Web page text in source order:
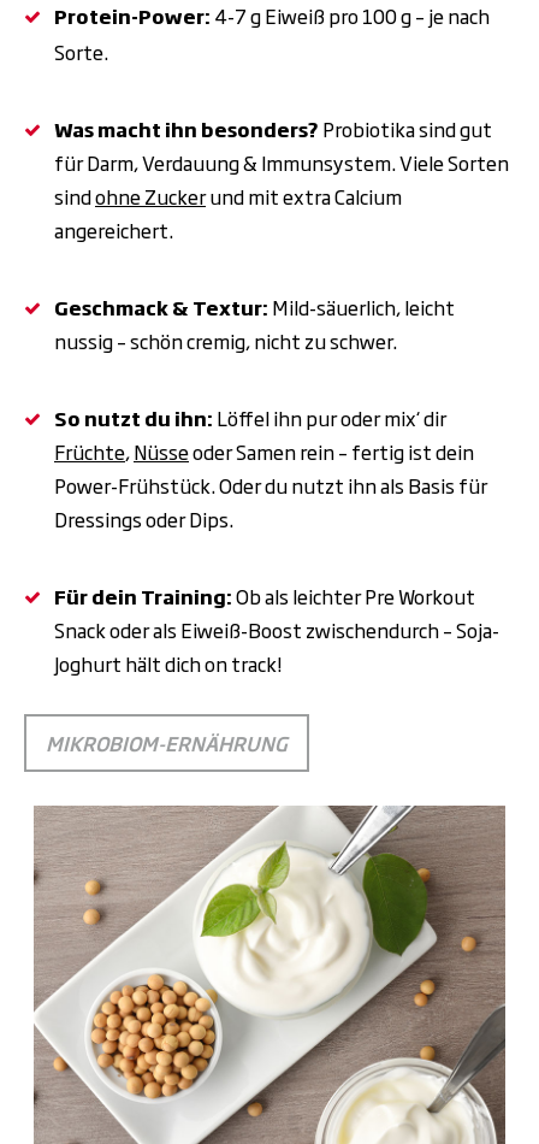
Protein-Power: 4-7g Eiweißpro 100g– je nach
Sorte.
Was macht ihn besonders? Probiotika sind gut
für Darm, Verdauung & Immunsystem. Viele Sorten
sindohne Zuckerund mit extra Calcium
angereichert.
Geschmack & Textur: Mild-säuerlich, leicht
nussig – schön cremig, nicht zu schwer.
So nutzt du ihn: Löffel ihn pur oder mix‘ dir
Früchte,Nüsseoder Samen rein – fertig ist dein
Power-Frühstück. Oder du nutzt ihn als Basis für
Dressings oder Dips.
Für dein Training:Ob als leichter Pre Workout
Snack oder als Eiweiß-Boost zwischendurch – Soja-
Joghurt hält dich on track!
MIKROBIOM-ERNÄHRUNG